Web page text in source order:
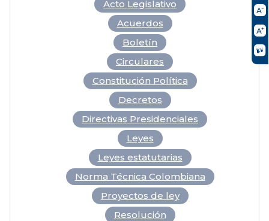
Acto Legislativo
Acuerdos
Boletín
Circulares
Constitución Política
Decretos
Directivas Presidenciales
Leyes
Leyes estatutarias
Norma Técnica Colombiana
Proyectos de ley
Resolución